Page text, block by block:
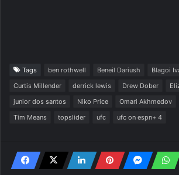
Tags ben rothwell Beneil Dariush
Blagoi
Curtis Millender
derrick lewis Drew Dober
junior dos santos
Niko Price Omari Akhmedov
Tim Means
topslider ufc ufc on espn+ 4